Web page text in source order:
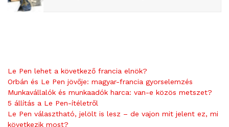
Le Pen lehet a következő francia elnök?
Orbán és Le Pen jövője: magyar-francia gyorselemzés
Munkavállalók és munkaadók harca: van-e közös metszet?
5 állítás a Le Pen-ítéletről
Le Pen választható, jelölt is lesz – de vajon mit jelent ez, mi
következik most?